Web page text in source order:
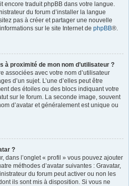
encore traduit phpBB dans votre langue.
du forum d’installer la langue
pas à créer et partager une nouvelle
sur le site Internet de phpBB®.
à proximité de mon nom d’utilisateur ?
associées avec votre nom d’utilisateur
d’un sujet. L’une d’elles peut être
des étoiles ou des blocs indiquant votre
sur le forum. La seconde image, souvent
d’avatar et généralement est unique ou
?
dans l’onglet « profil » vous pouvez ajouter
méthodes d’avatar suivantes : Gravatar,
du forum peut activer ou non les
ils sont mis à disposition. Si vous ne